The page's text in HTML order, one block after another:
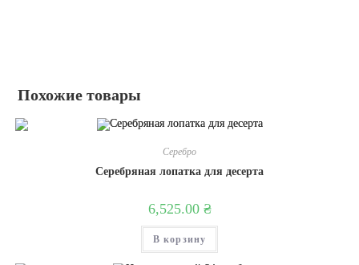
Похожие товары
Серебро
Серебряная лопатка для десерта
6,525.00 ₴
В корзину